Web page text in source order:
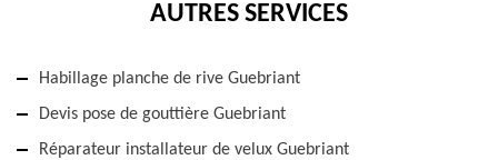
AUTRES SERVICES
Habillage planche de rive Guebriant
Devis pose de gouttière Guebriant
Réparateur installateur de velux Guebriant